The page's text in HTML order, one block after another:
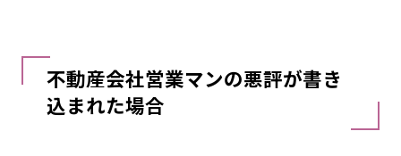
不動産会社営業マンの悪評が書き
込まれた場合